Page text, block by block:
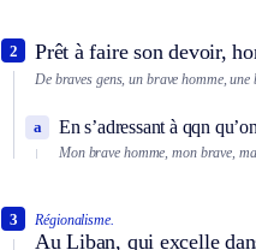
Prêt à faire son devoir,
2
De braves gens, un brave homme, une
En s’adressant à qqn
a
Mon brave homme, mon brave,
Régionalisme.
Au Liban, qui excelle
3